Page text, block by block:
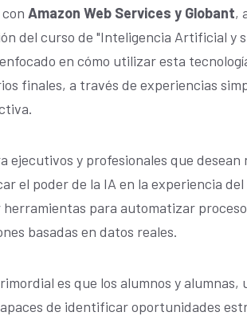
Amazon Web Services y Globant,
del curso de "Inteligencia Artificial y
en cómo utilizar esta
finales, a través de experiencias
ejecutivos y profesionales que desean
el poder de la IA en la experiencia
para automatizar
basadas en datos reales.
es que los alumnos y alumnas,
de identificar oportunidades